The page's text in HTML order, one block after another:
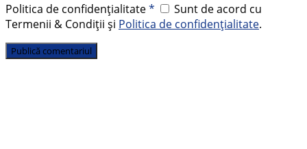
Politica de confidențialitate*
Sunt de acord cu
Termenii & Condiții și Politica de confidențialitate.